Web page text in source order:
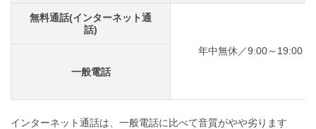
無料通話(インターネット通
話)
年中無休／9:00～19:00
一般電話
インターネット通話は、一般電話に比べて音質がやや劣ります